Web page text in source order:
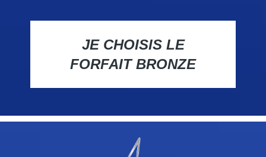
JE CHOISIS LE
FORFAIT BRONZE